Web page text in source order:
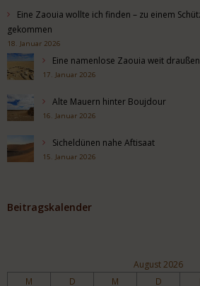
Eine Zaouia wollte ich finden – zu einem
gekommen
18. Januar 2026
Eine namenlose Zaouia weit
17. Januar 2026
Alte Mauern hinter Boujdour
16. Januar 2026
Sicheldünen nahe Aftisaat
15. Januar 2026
Beitragskalender
August 2026
M D M D